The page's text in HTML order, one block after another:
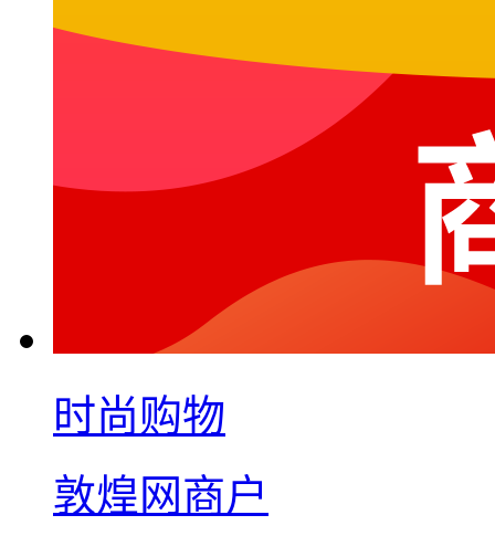
时尚购物
敦煌网商户